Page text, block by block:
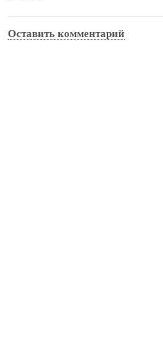
Оставить комментарий